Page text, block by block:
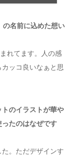
名前に込めた想い
れてます。人の感
ッコ良いなぁと思
のイラストが華や
たのはなぜです
。 ただデザインす